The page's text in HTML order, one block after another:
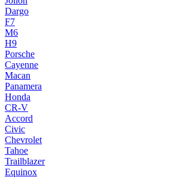
Dargo
F7
M6
H9
Porsche
Cayenne
Macan
Panamera
Honda
CR-V
Accord
Civic
Chevrolet
Tahoe
Trailblazer
Equinox